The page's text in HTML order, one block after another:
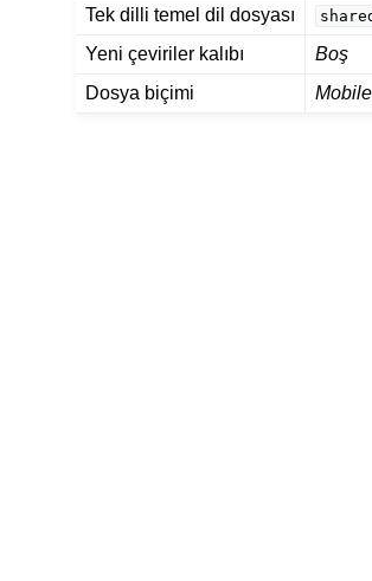
of Desteklenen dosya biçimleri
Tek dilli temel dil dosyası
Yeni çeviriler kalıbı
Boş
Dosya biçimi